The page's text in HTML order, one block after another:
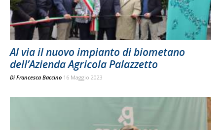
Al via il nuovo impianto di biometano
dell’Azienda Agricola Palazzetto
Di Francesca Baccino 16 Maggio 2023